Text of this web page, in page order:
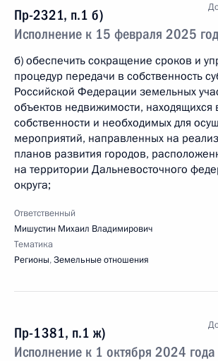
Пр-2321, п.1 б)
Исполнение к 15 февраля 2025
б) обеспечить сокращение сроков и
процедур передачи в собственность
Российской Федерации земельных
объектов недвижимости, находящихся
собственности и необходимых для
мероприятий, направленных на
планов развития городов,
на территории Дальневосточного
округа;
Ответственный
Мишустин Михаил Владимирович
Тематика
Регионы,Земельные отношения
Пр-1381, п.1 ж)
Исполнение к 1 октября 2024 года